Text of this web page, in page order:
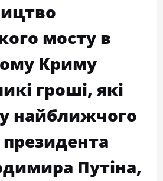
мосту в
Криму
гроші, які
найближчого
Путіна,